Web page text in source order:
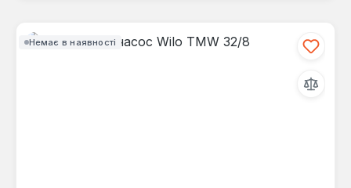
Немає в наявності